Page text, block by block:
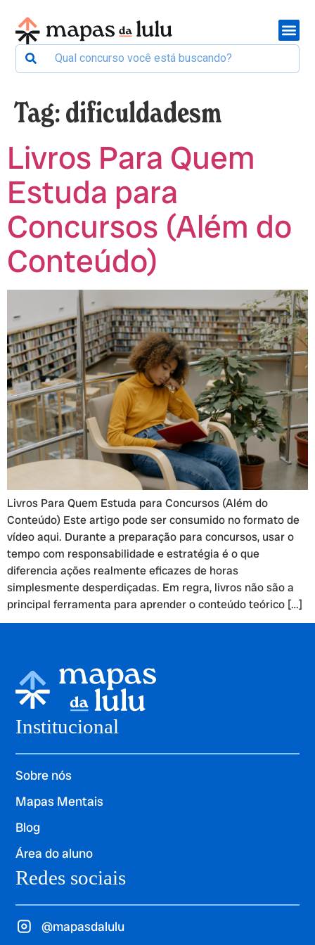
Tag:dificuldadesm
Livros Para Quem
Estuda para
Concursos (Além do
Conteúdo)
Livros Para Quem Estuda para Concursos (Além do
Conteúdo) Este artigo pode ser consumido no formato de
vídeo aqui. Durante a preparação para concursos, usar o
tempo com responsabilidade e estratégia é o que
diferencia ações realmente eficazes de horas
simplesmente desperdiçadas. Em regra, livros não são a
principal ferramenta para aprender o conteúdo teórico […]
Institucional
Sobre nós
Mapas Mentais
Blog
Área do aluno
Redes sociais
@mapasdalulu